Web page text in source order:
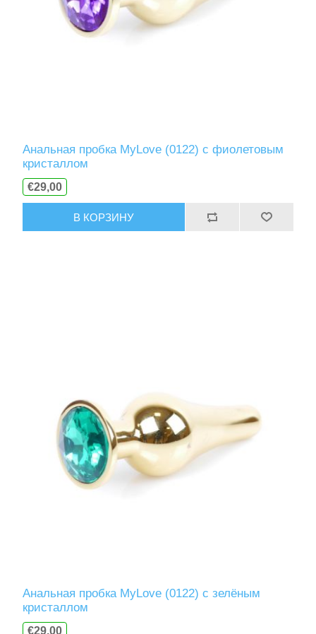
Анальная пробка MyLove (0122) с фиолетовым
кристаллом
€29,00
В КОРЗИНУ
Анальная пробка MyLove (0122) с зелёным
кристаллом
€29,00